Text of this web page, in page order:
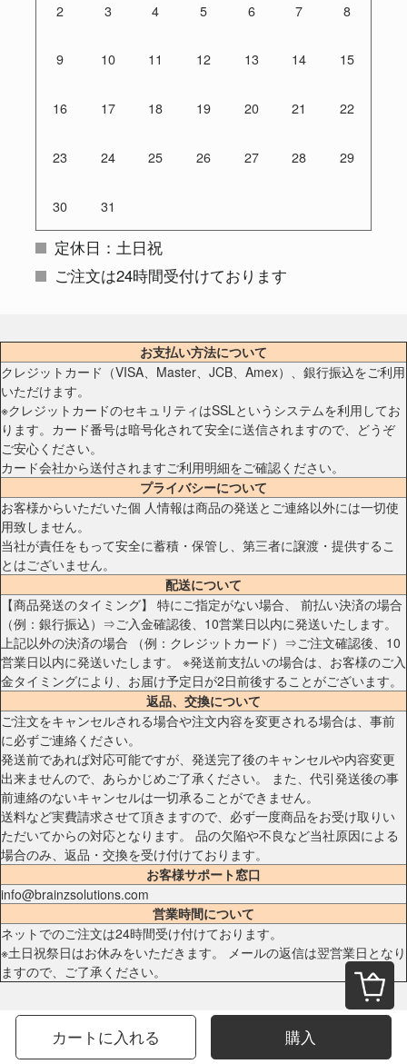
カートに入れる 購入
2 3 4 5 6 7 8
9 10 11 12 13 14 15
16 17 18 19 20 21 22
23 24 25 26 27 28 29
30 31
定休日：土日祝
ご注文は24時間受付けております
お支払い方法について
クレジットカード（VISA、Master、JCB、Amex）、銀行振込をご利用
いただけます。
※クレジットカードのセキュリティはSSLというシステムを利用してお
ります。カード番号は暗号化されて安全に送信されますので、どうぞ
ご安心ください。
カード会社から送付されますご利用明細をご確認ください。
プライバシーについて
お客様からいただいた個 人情報は商品の発送とご連絡以外には一切使
用致しません。
当社が責任をもって安全に蓄積・保管し、第三者に譲渡・提供するこ
とはございません。
配送について
【商品発送のタイミング】 特にご指定がない場合、 前払い決済の場合
（例：銀行振込）⇒ご入金確認後、10営業日以内に発送いたします。
上記以外の決済の場合 （例：クレジットカード）⇒ご注文確認後、10
営業日以内に発送いたします。 ※発送前支払いの場合は、お客様のご入
金タイミングにより、お届け予定日が2日前後することがございます。
返品、交換について
ご注文をキャンセルされる場合や注文内容を変更される場合は、事前
に必ずご連絡ください。
発送前であれば対応可能ですが、発送完了後のキャンセルや内容変更
出来ませんので、あらかじめご了承ください。 また、代引発送後の事
前連絡のないキャンセルは一切承ることができません。
送料など実費請求させて頂きますので、必ず一度商品をお受け取りい
ただいてからの対応となります。 品の欠陥や不良など当社原因による
場合のみ、返品・交換を受け付けております。
お客様サポート窓口
info@brainzsolutions.com
営業時間について
ネットでのご注文は24時間受け付けております。
※土日祝祭日はお休みをいただきます。 メールの返信は翌営業日となり
ますので、ご了承ください。